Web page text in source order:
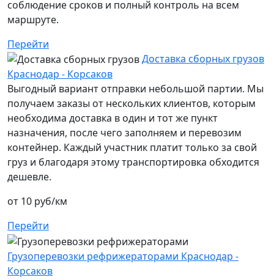
соблюдение сроков и полный контроль на всем
маршруте.
Перейти
Доставка сборных грузов
Краснодар - Корсаков
Выгодный вариант отправки небольшой партии. Мы
получаем заказы от нескольких клиентов, которым
необходима доставка в один и тот же пункт
назначения, после чего заполняем и перевозим
контейнер. Каждый участник платит только за свой
груз и благодаря этому транспортировка обходится
дешевле.
от 10 руб/км
Перейти
Грузоперевозки рефрижераторами Краснодар -
Корсаков